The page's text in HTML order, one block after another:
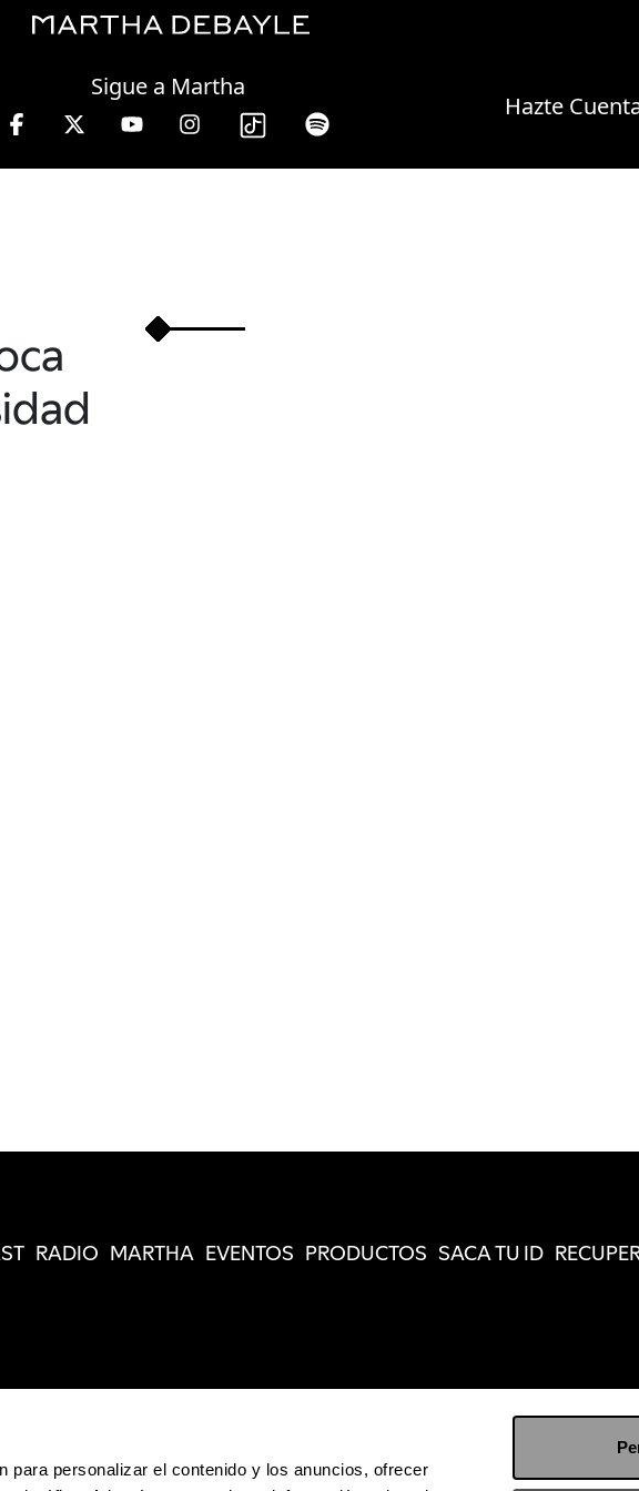
para personalizar el contenido y los anuncios, ofrecer
Hazte
Sigue a Martha
RADIO MARTHA EVENTOS PRODUCTOS SACA TU ID